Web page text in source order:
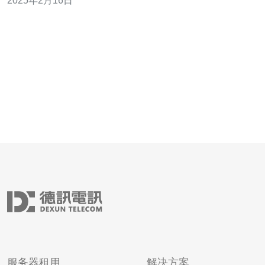
重要的网络枢纽，拥有先进的通信设施和完善的法律法规
服务器租用 解决方案